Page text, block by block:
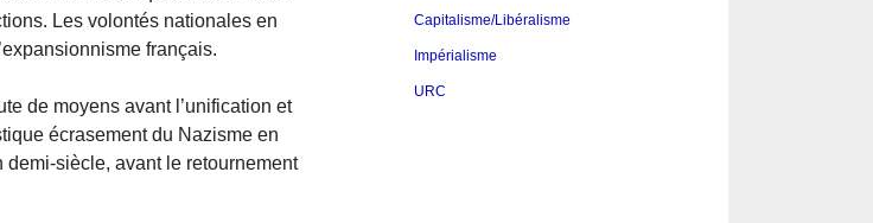
Les volontés nationales en
français.
de moyens avant l’unification et
écrasement du Nazisme en
siècle, avant le retournement
Capitalisme/Libéralisme
Impérialisme
URC